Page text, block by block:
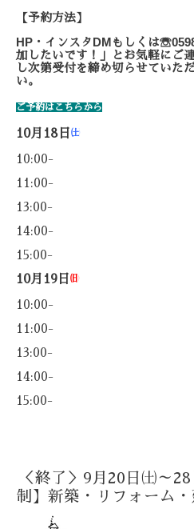
【予約方法】
HP ・インスタ DM もしくは☏
加したいです！」とお気軽にご
し次第受付を締め切らせていた
い。
ご予約はこちらから
10月18日 ㈯
10:00-
11:00-
13:00-
14:00-
15:00-
10月19日 ㈰
10:00-
11:00-
13:00-
14:00-
15:00-
＜終了＞9月20日㈯～
制】新築・リフォーム